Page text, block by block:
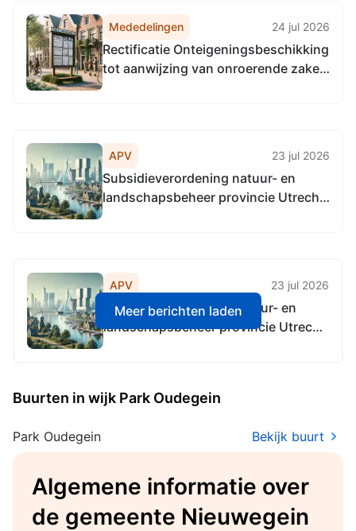
Mededelingen 24 jul 2026
Rectificatie Onteigeningsbeschikking
tot aanwijzing van onroerende zaken
Klaphek
APV 23 jul 2026
Subsidieverordening natuur- en
landschapsbeheer provincie Utrecht
APV 23 jul 2026
Subsidieverordening natuur- en
landschapsbeheer provincie Utrecht
Meer berichten laden
Buurten in wijk Park Oudegein
Park Oudegein Bekijk buurt
Algemene informatie over
de gemeente Nieuwegein